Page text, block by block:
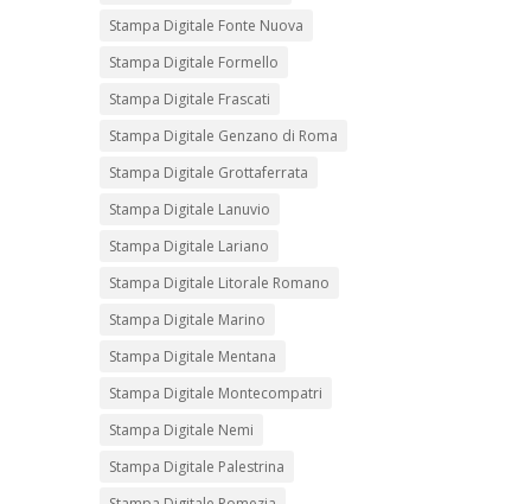
Stampa Digitale Fonte Nuova
Stampa Digitale Formello
Stampa Digitale Frascati
Stampa Digitale Genzano di Roma
Stampa Digitale Grottaferrata
Stampa Digitale Lanuvio
Stampa Digitale Lariano
Stampa Digitale Litorale Romano
Stampa Digitale Marino
Stampa Digitale Mentana
Stampa Digitale Montecompatri
Stampa Digitale Nemi
Stampa Digitale Palestrina